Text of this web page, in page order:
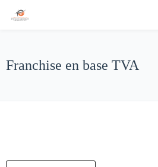
Franchise en base TVA